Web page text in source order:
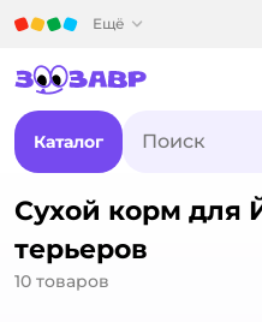
Ещё
Каталог
Сухой корм для
терьеров
10 товаров